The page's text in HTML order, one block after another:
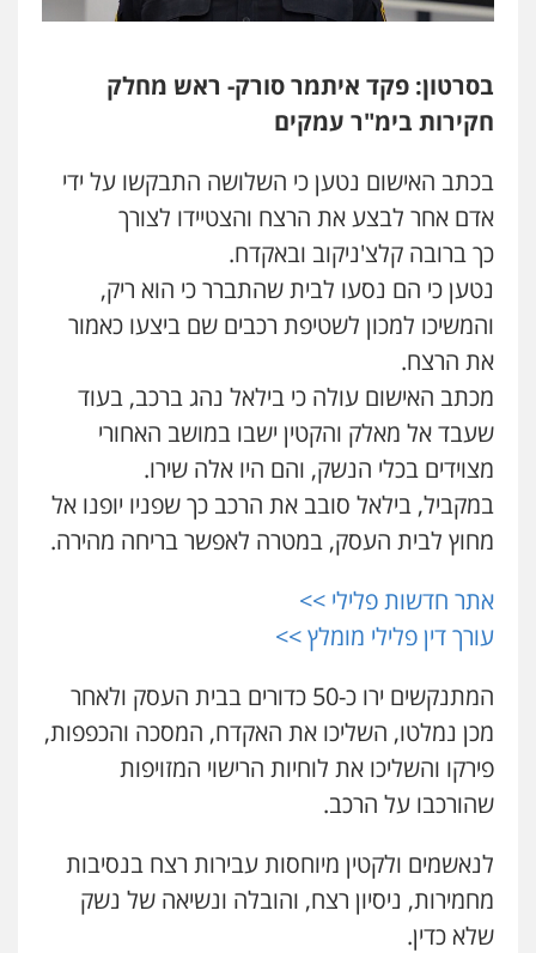
פסיכיאטריה משפטית
עו"ד דותן דניאלי
פלילי פשיעה חמורה צווארון לבן פשיעה
כלכלית עורכי דין לענייני אסירים נוער
0542442982
עו"ד יצחק איצקוביץ'
פלילי פשיעה חמורה צווארון לבן
עו"ד אורנת קמרון
פלילי תעבורה עורכי דין לענייני אסירים
משפחה נוער
0505417090
שני אלגרבלי – משרד עורכי דין
פלילי עורכי דין לענייני אסירים
0507120031
עו"ד אייל אביטל
פשיעה חמורה מעצרים וחקירות
0544712201
עו"ד רונן בנדל
משפט פלילי פשיעה חמורה
0524282442
בסרטון: פקד איתמר סורק- ראש מחלק
חקירות בימ"ר עמקים
בכתב האישום נטען כי השלושה התבקשו על ידי
אדם אחר לבצע את הרצח והצטיידו לצורך
כך ברובה קלצ'ניקוב ובאקדח.
נטען כי הם נסעו לבית שהתברר כי הוא ריק,
והמשיכו למכון לשטיפת רכבים שם ביצעו כאמור
את הרצח.
מכתב האישום עולה כי בילאל נהג ברכב, בעוד
שעבד אל מאלק והקטין ישבו במושב האחורי
מצוידים בכלי הנשק, והם היו אלה שירו.
במקביל, בילאל סובב את הרכב כך שפניו יופנו אל
מחוץ לבית העסק, במטרה לאפשר בריחה מהירה.
אתר חדשות פלילי >>
עורך דין פלילי מומלץ >>
המתנקשים ירו כ-50 כדורים בבית העסק ולאחר
מכן נמלטו, השליכו את האקדח, המסכה והכפפות,
פירקו והשליכו את לוחיות הרישוי המזויפות
שהורכבו על הרכב.
לנאשמים ולקטין מיוחסות עבירות רצח בנסיבות
מחמירות, ניסיון רצח, והובלה ונשיאה של נשק
שלא כדין.
גיא זהבי משרד עורכי דין
פלילי משפחה
503456449
עו"ד איהאב ג'לג'ולי
פלילי מעצרים וחקירות
0505216700
עו"ד שלומי שרון
0547342002
עו"ד אלון קריטי
פלילי